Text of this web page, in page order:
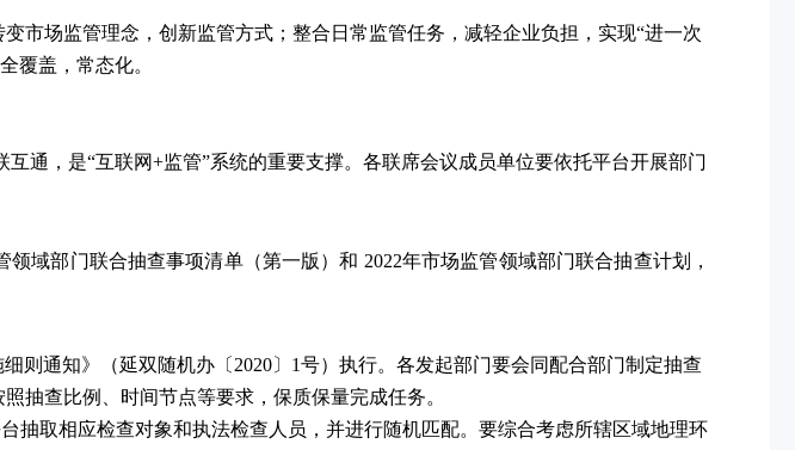
市场监管理念，创新监管方式；整合日常监管任务，减轻企业负担，实现“进一次
覆盖，常态化。
通，是“互联网+监管”系统的重要支撑。各联席会议成员单位要依托平台开展部门
域部门联合抽查事项清单（第一版）和 2022年市场监管领域部门联合抽查计划，
则通知》（延双随机办〔2020〕1号）执行。各发起部门要会同配合部门制定抽查
抽查比例、时间节点等要求，保质保量完成任务。
抽取相应检查对象和执法检查人员，并进行随机匹配。要综合考虑所辖区域地理环